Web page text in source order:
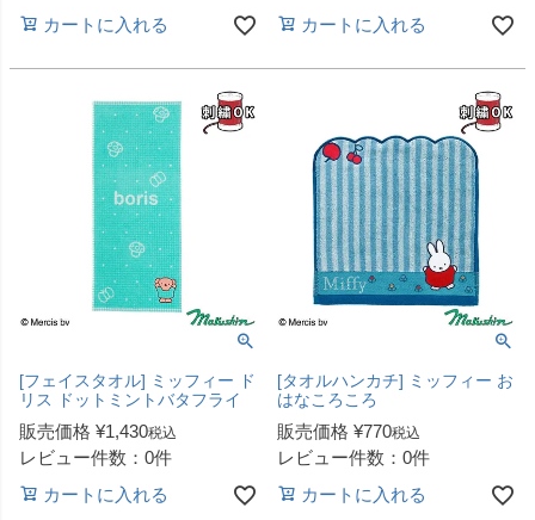
カートに入れる
カートに入れる
[フェイスタオル] ミッフィー ド
リス ドットミントバタフライ
販売価格 ¥1,430税込
レビュー件数：0件
カートに入れる
[タオルハンカチ] ミッフィー お
はなころころ
販売価格 ¥770税込
レビュー件数：0件
カートに入れる